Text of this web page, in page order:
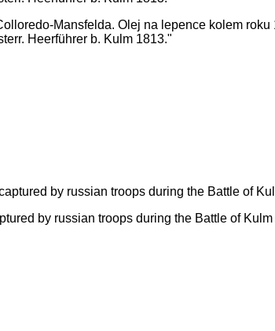
Mansfelda. Olej na lepence kolem
Heerführer b. Kulm 1813."
by russian troops during the Battle of